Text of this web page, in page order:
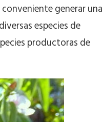
generar una
especies de
productoras de